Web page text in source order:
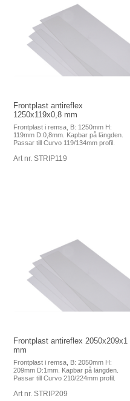
Frontplast antireflex
1250x119x0,8 mm
Frontplast i remsa, B: 1250mm H:
119mm D:0,8mm. Kapbar på längden.
Passar till Curvo 119/134mm profil.
Art nr. STRIP119
Frontplast antireflex 2050x209x1
mm
Frontplast i remsa, B: 2050mm H:
209mm D:1mm. Kapbar på längden.
Passar till Curvo 210/224mm profil.
Art nr. STRIP209